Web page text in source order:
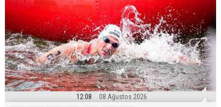
12:08 08 Ağustos 2026